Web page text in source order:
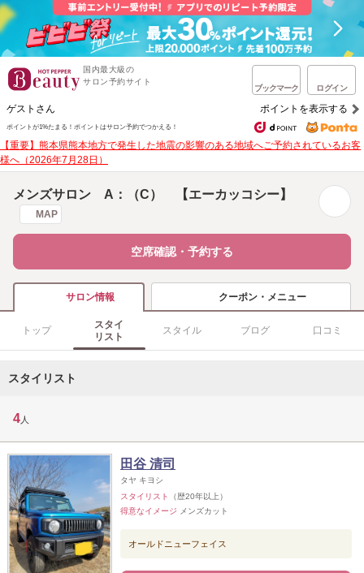
国内最大級の
サロン予約サイト
ブックマーク ログイン
ゲストさん ポイントを表示する
ポイントが1%たまる！ ポイントはサロン予約でつかえる！
【重要】熊本県熊本地方で発生した地震の影響のある地域へご予約されているお客
様へ（2026年7月28日）
メンズサロン A：（C） 【エーカッコシー】
MAP
空席確認・予約する
サロン情報 クーポン・メニュー
トップ
スタイ
リスト
スタイル ブログ 口コミ
スタイリスト
4 人
田谷 清司
タヤ キヨシ
スタイリスト
（歴20年以上）
得意なイメージ メンズカット
オールドニューフェイス